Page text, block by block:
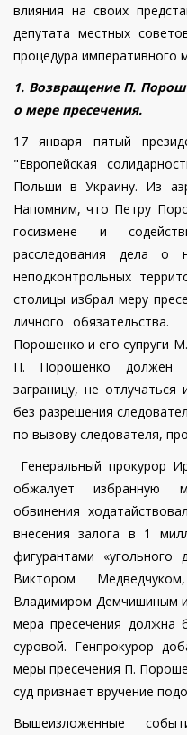
влияния на своих
депутата местных
процедура императивного
1. Возвращение П.
о мере пресечения.
17 января пятый
"Европейская
Польши в Украину. Из
Напомним, что Петру
госизмене и
расследования дела о
неподконтрольных
столицы избрал меру
личного
Порошенко и его супруги
П. Порошенко должен
заграницу, не
без разрешения
по вызову следователя,
Генеральный прокурор
обжалует избранную
обвинения
внесения залога в 1
фигурантами
Виктором
Владимиром Демчишиным
мера пресечения
суровой. Генпрокурор
меры пресечения П.
суд признает вручение
Вышеизложенные